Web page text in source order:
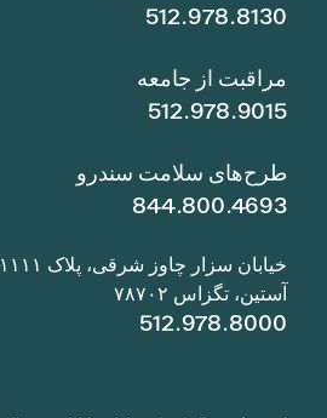
512.978.8130
مراقبت از جامعه
512.978.9015
طرح‌های سلامت سندرو
844.800.4693
خیابان سزار چاوز شرقی، پلاک ۱۱۱۱
آستین، تگزاس ۷۸۷۰۲
512.978.8000